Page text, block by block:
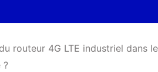
routeur 4G LTE industriel dans le
?